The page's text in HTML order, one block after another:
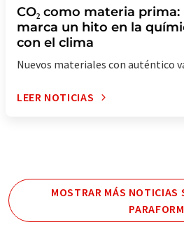
CO₂ como materia
marca un hito en la
con el clima
Nuevos materiales con auténtico
LEER NOTICIAS
MOSTRAR MÁS NOTICIAS
PARAFORM